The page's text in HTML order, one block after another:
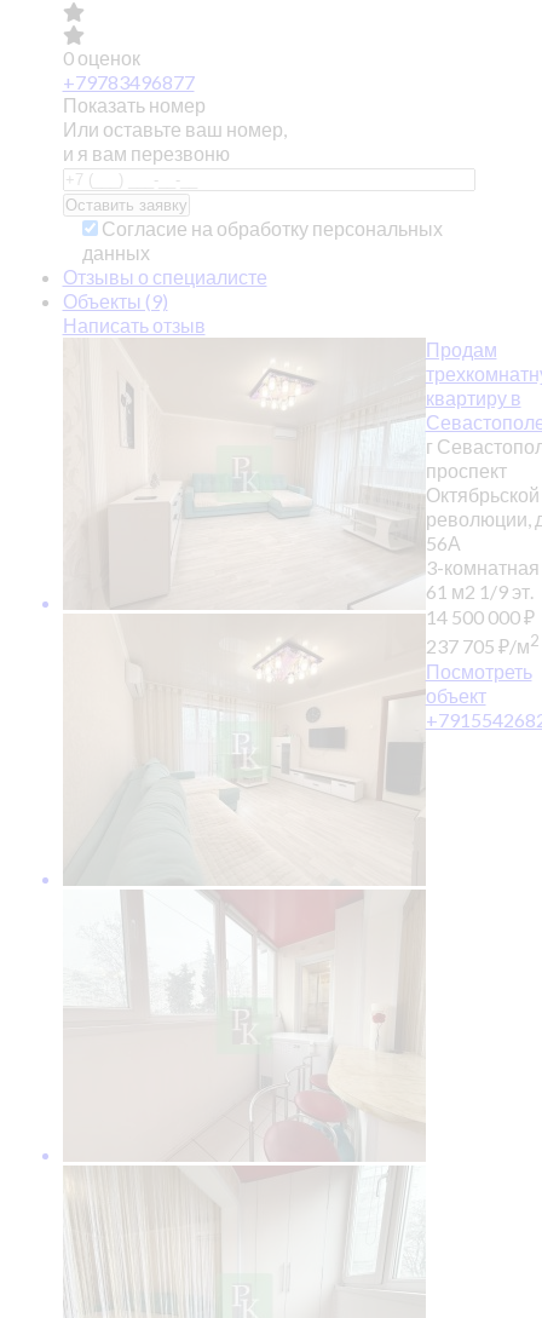
0 оценок
+79783496877
Показать номер
Или оставьте ваш номер,
и я вам перезвоню
Согласие на обработку персональных
данных
Отзывы о специалисте
Объекты (9)
Написать отзыв
Продам
квартиру в
г
проспект
Октябрьской
революции,
56А
3-комнатная
61 м2 1/9 эт.
14 500 000₽
237 705 ₽/м2
Посмотреть
объект